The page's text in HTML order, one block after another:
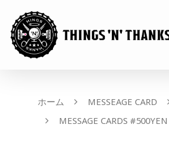
ホーム MESSEAGE CARD
MESSAGE CARDS